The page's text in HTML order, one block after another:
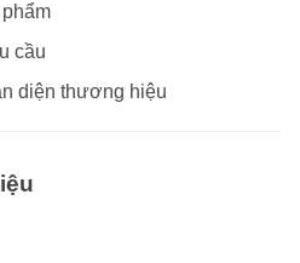
cầu
diện thương hiệu